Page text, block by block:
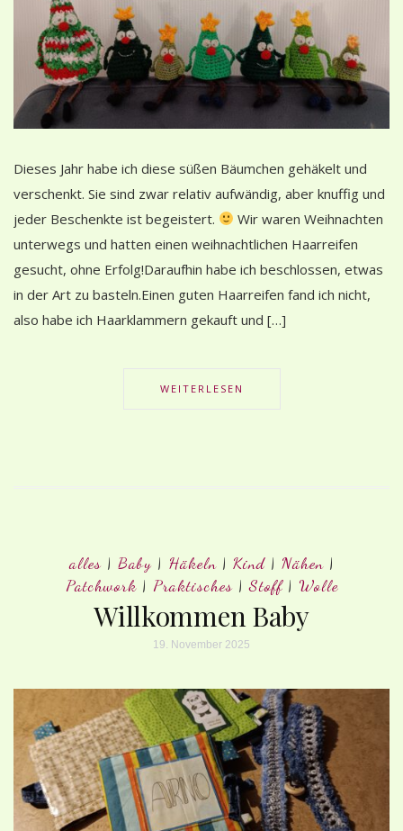
Dieses Jahr habe ich diese süßen Bäumchen gehäkelt und
verschenkt. Sie sind zwar relativ aufwändig, aber knuffig und
jeder Beschenkte ist begeistert.
Wir waren Weihnachten
unterwegs und hatten einen weihnachtlichen Haarreifen
gesucht, ohne Erfolg!Daraufhin habe ich beschlossen, etwas
in der Art zu basteln.Einen guten Haarreifen fand ich nicht,
also habe ich Haarklammern gekauft und […]
WEITERLESEN
alles| Baby| Häkeln| Kind| Nähen|
Patchwork| Praktisches|Stoff| Wolle
Willkommen Baby
19. November 2025